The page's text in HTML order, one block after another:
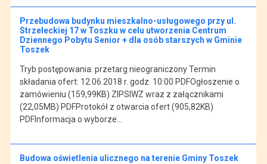
Przebudowa budynku mieszkalno-usługowego przy ul.
Strzeleckiej 17 w Toszku w celu utworzenia Centrum
Dziennego Pobytu Senior + dla osób starszych w Gminie
Toszek
Tryb postępowania: przetarg nieograniczony Termin
składania ofert: 12.06.2018 r. godz. 10:00 PDFOgłoszenie o
zamówieniu (159,99KB) ZIPSIWZ wraz z załącznikami
(22,05MB) PDFProtokół z otwarcia ofert (905,82KB)
PDFInformacja o wyborze…
Budowa oświetlenia ulicznego na terenie Gminy Toszek